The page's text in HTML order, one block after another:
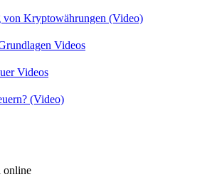
von Kryptowährungen (Video)
Videos
Videos
(Video)
online